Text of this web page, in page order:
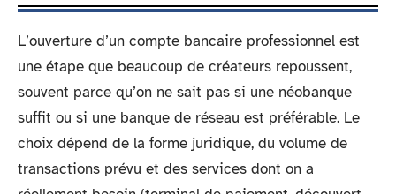
L’ouverture d’un compte bancaire professionnel est
une étape que beaucoup de créateurs repoussent,
souvent parce qu’on ne sait pas si une néobanque
suffit ou si une banque de réseau est préférable. Le
choix dépend de la forme juridique, du volume de
transactions prévu et des services dont on a